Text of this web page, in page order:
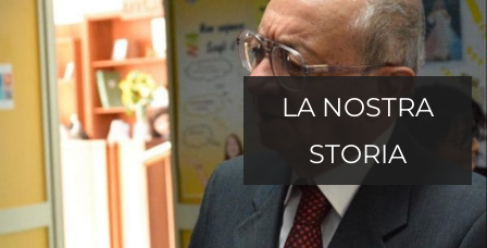
LA NOSTRA
STORIA